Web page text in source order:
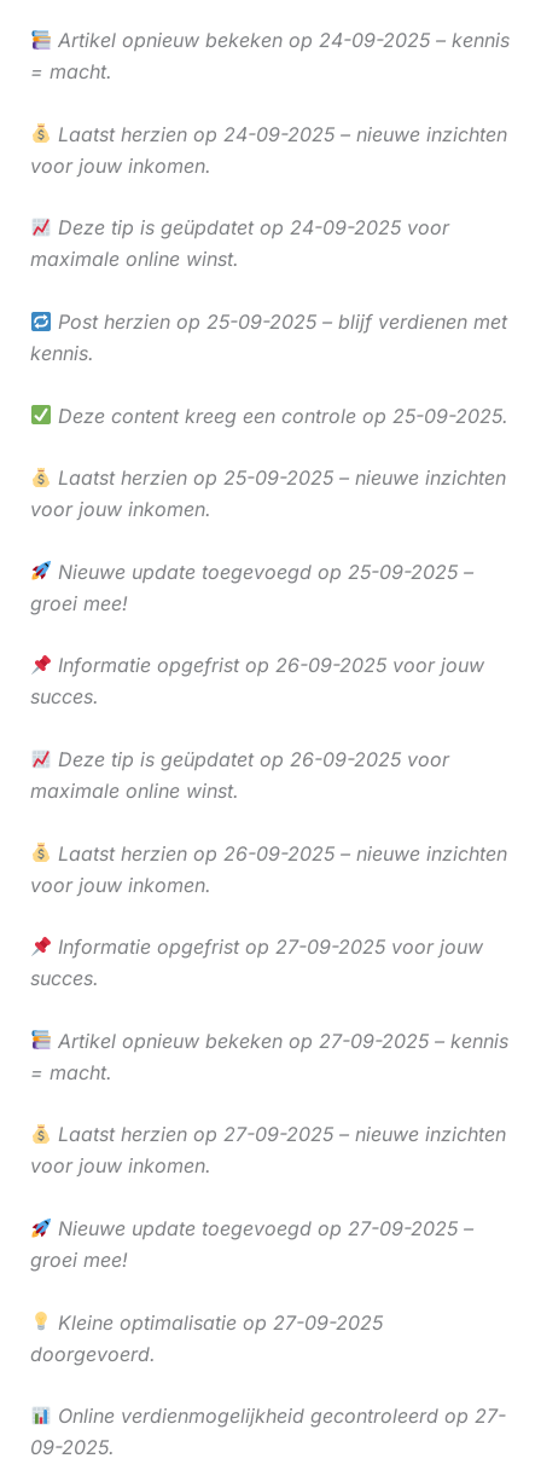
Artikel opnieuw bekeken op 24-09-2025 – kennis
= macht.
Laatst herzien op 24-09-2025 – nieuwe inzichten
voor jouw inkomen.
Deze tip is geüpdatet op 24-09-2025 voor
maximale online winst.
Post herzien op 25-09-2025 – blijf verdienen met
kennis.
Deze content kreeg een controle op 25-09-2025.
Laatst herzien op 25-09-2025 – nieuwe inzichten
voor jouw inkomen.
Nieuwe update toegevoegd op 25-09-2025 –
groei mee!
Informatie opgefrist op 26-09-2025 voor jouw
succes.
Deze tip is geüpdatet op 26-09-2025 voor
maximale online winst.
Laatst herzien op 26-09-2025 – nieuwe inzichten
voor jouw inkomen.
Informatie opgefrist op 27-09-2025 voor jouw
succes.
Artikel opnieuw bekeken op 27-09-2025 – kennis
= macht.
Laatst herzien op 27-09-2025 – nieuwe inzichten
voor jouw inkomen.
Nieuwe update toegevoegd op 27-09-2025 –
groei mee!
Kleine optimalisatie op 27-09-2025
doorgevoerd.
Online verdienmogelijkheid gecontroleerd op 27-
09-2025.